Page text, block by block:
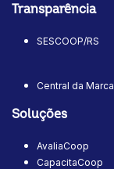
Transparência
SESCOOP/RS
Central da Marca
Soluções
AvaliaCoop
CapacitaCoop